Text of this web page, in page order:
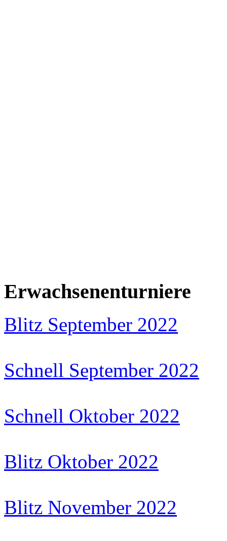
Erwachsenenturniere
Blitz September 2022
Schnell September 2022
Schnell Oktober 2022
Blitz Oktober 2022
Blitz November 2022